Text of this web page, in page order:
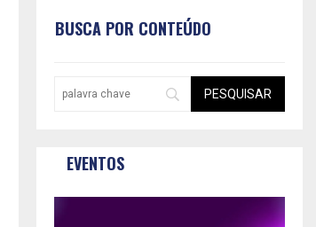
BUSCA POR CONTEÚDO
EVENTOS